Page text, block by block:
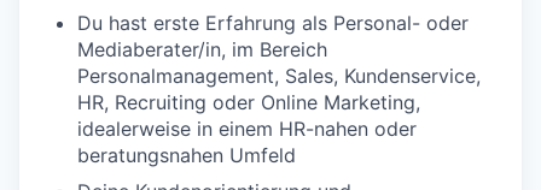
Du hast erste Erfahrung als Personal- oder
Mediaberater/in, im Bereich
Personalmanagement, Sales, Kundenservice,
HR, Recruiting oder Online Marketing,
idealerweise in einem HR-nahen oder
beratungsnahen Umfeld